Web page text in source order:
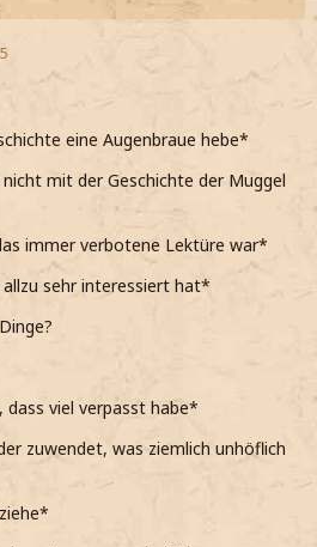
eine Augenbraue hebe*
mit der Geschichte der Muggel
immer verbotene Lektüre war*
sehr interessiert hat*
viel verpasst habe*
zuwendet, was ziemlich unhöflich